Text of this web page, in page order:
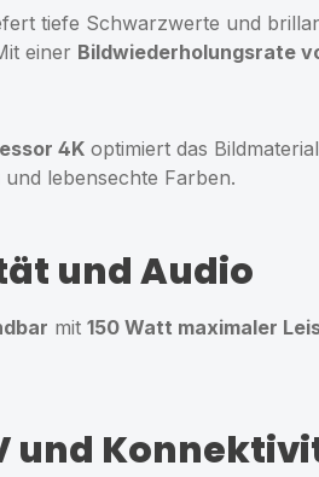
tiefe Schwarzwerte und
einer Bildwiederholungsrate
4K optimiert das
lebensechte Farben.
und Audio
mit 150 Watt maximaler
und